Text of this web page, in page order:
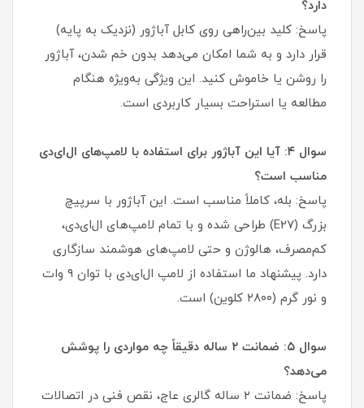
دارد؟
پاسخ: کلید بین‌راهی روی کابل آباژور (نزدیک به پایه)
قرار دارد و به شما امکان می‌دهد بدون خم شدن، آباژور
را روشن یا خاموش کنید. این ویژگی به‌ویژه هنگام
مطالعه یا استراحت بسیار کاربردی است.
سوال ۴: آیا این آباژور برای استفاده با لامپ‌های ال‌ای‌دی
مناسب است؟
پاسخ: بله، کاملاً مناسب است. این آباژور با سرپیچ
بزرگ (E27) طراحی شده و با تمام لامپ‌های ال‌ای‌دی،
کم‌مصرف، هالوژن و حتی لامپ‌های هوشمند سازگاری
دارد. پیشنهاد ما استفاده از لامپ ال‌ای‌دی با توان ۹ وات
و نور گرم (۲۸۰۰ کلوین) است.
سوال ۵: ضمانت ۲ ساله دقیقاً چه مواردی را پوشش
می‌دهد؟
پاسخ: ضمانت ۲ ساله گالری عاج، نقص فنی در اتصالات